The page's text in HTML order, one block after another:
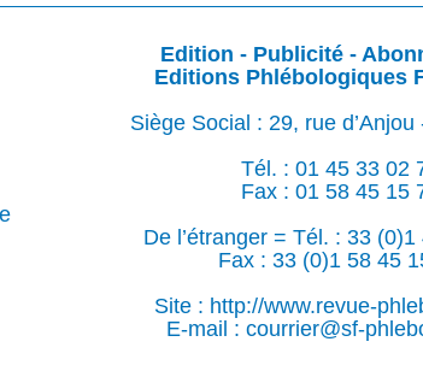
Edition - Publicité -
Editions Phlébologiques
Siège Social : 29, rue
Tél. : 01 45 33 02
Fax : 01 58 45 15
De l’étranger = Tél. : 33
Fax : 33 (0)1 58 45
Site : http://www.revue-
E-mail : courrier@sf-